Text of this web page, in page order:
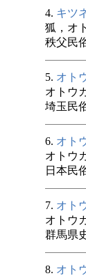
4. キツ
狐，オ
秩父民
5. オト
オトウ
埼玉民
6. オト
オトウ
日本民
7. オト
オトウ
群馬県
8. オト